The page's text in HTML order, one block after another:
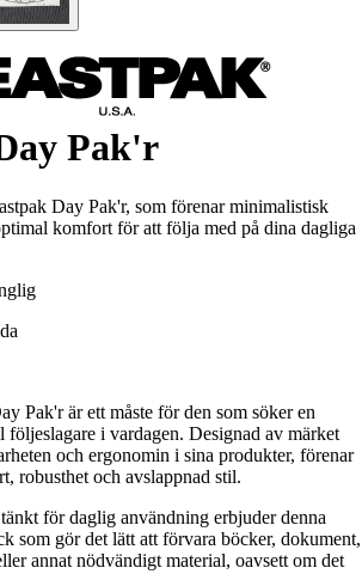
Pak'r
Day Pak'r, som förenar minimalistisk
komfort för att följa med på dina dagliga
Pak'r är ett måste för den som söker en
i vardagen. Designad av märket
och ergonomin i sina produkter, förenar
robusthet och avslappnad stil.
för daglig användning erbjuder denna
som gör det lätt att förvara böcker, dokument,
annat nödvändigt material, oavsett om det